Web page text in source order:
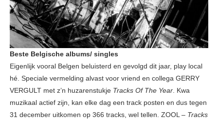
Beste Belgische albums/ singles
Eigenlijk vooral Belgen beluisterd en gevolgd dit jaar, play local
hé. Speciale vermelding alvast voor vriend en collega GERRY
VERGULT met z’n huzarenstukje Tracks Of The Year. Kwa
muzikaal actief zijn, kan elke dag een track posten en dus tegen
31 december uitkomen op 366 tracks, wel tellen. ZOOL – Tracks